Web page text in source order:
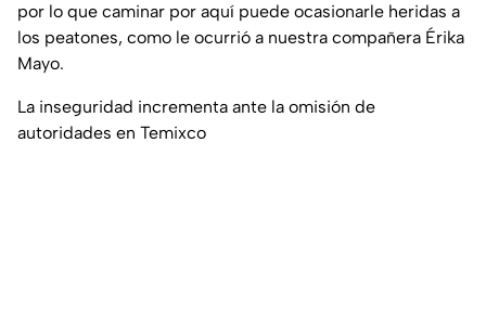
por lo que caminar por aquí puede ocasionarle heridas a
los peatones, como le ocurrió a nuestra compañera Érika
Mayo.
La inseguridad incrementa ante la omisión de
autoridades en Temixco